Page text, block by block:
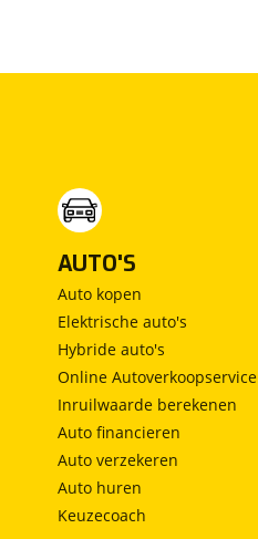
AUTO'S
Auto kopen
Elektrische auto's
Hybride auto's
Online Autoverkoopservice
Inruilwaarde berekenen
Auto financieren
Auto verzekeren
Auto huren
Keuzecoach